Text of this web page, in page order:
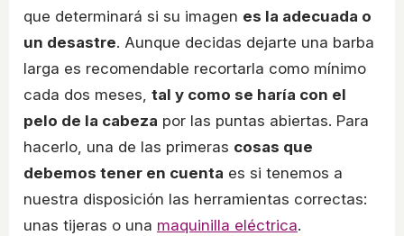
que determinará si su imagen es la adecuada o
un desastre. Aunque decidas dejarte una barba
larga es recomendable recortarla como mínimo
cada dos meses, tal y como se haría con el
pelo de la cabeza por las puntas abiertas. Para
hacerlo, una de las primeras cosas que
debemos tener en cuenta es si tenemos a
nuestra disposición las herramientas correctas:
unas tijeras o una maquinilla eléctrica.